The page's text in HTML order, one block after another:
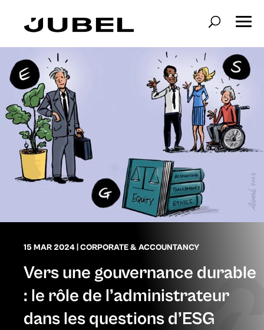
15 MAR 2024 CORPORATE & ACCOUNTANCY
Vers une gouvernance durable
: le rôle de l’administrateur
dans les questions d’ESG